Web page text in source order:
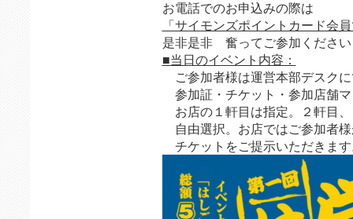
お電話でのお申込みの際は
「サイモンズポイントカード会
是非是非 奮ってご参加ください
■当日のイベント内容：
ご参加者様は運営本部デスク
参加証・チケット・参加店舗
お店の１軒目は指定。２軒目
自由選択。お店ではご参加者
チケットをご提示いただきま